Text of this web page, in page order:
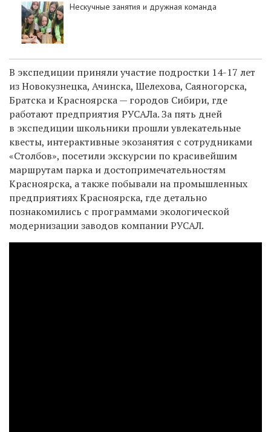
Нескучные занятия и дружная команда
В экспедиции приняли участие подростки 14-17 лет
из Новокузнецка, Ачинска, Шелехова, Саяногорска,
Братска и Красноярска — городов Сибири, где
работают предприятия РУСАЛа. За пять дней
в экспедиции школьники прошли увлекательные
квесты, интерактивные экозанятия с сотрудниками
«Столбов», посетили экскурсии по красивейшим
маршрутам парка и достопримечательностям
Красноярска, а также побывали на промышленных
предприятиях Красноярска, где детально
познакомились с программами экологической
модернизации заводов компании РУСАЛ.